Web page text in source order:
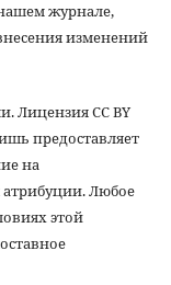
журнале,
изменений
Лицензия CC BY
предоставляет
на
Любое
этой